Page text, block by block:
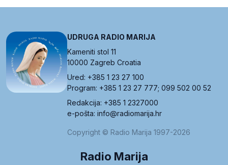
UDRUGA RADIO MARIJA
Kameniti stol 11
10000 Zagreb Croatia
Ured: +385 1 23 27 100
Program: +385 1 23 27 777; 099 502 00 52
Redakcija: +385 1 2327000
e-pošta: info@radiomarija.hr
Copyright © Radio Marija 1997-2026
Radio Marija